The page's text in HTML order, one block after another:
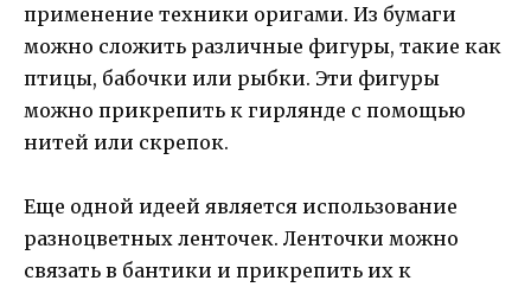
применение техники оригами. Из бумаги
можно сложить различные фигуры, такие как
птицы, бабочки или рыбки. Эти фигуры
можно прикрепить к гирлянде с помощью
нитей или скрепок.
Еще одной идеей является использование
разноцветных ленточек. Ленточки можно
связать в бантики и прикрепить их к